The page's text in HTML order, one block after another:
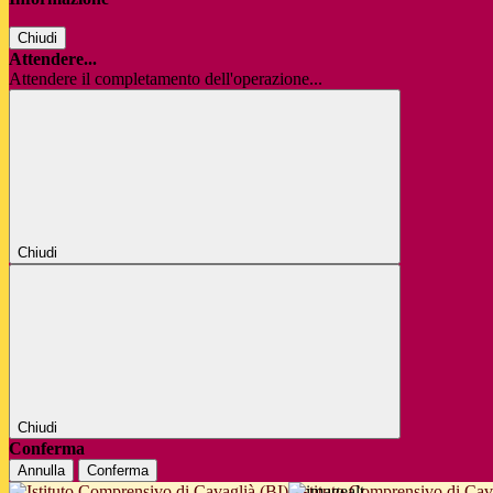
Chiudi
Attendere...
Attendere il completamento dell'operazione...
Chiudi
Chiudi
Conferma
Annulla Conferma